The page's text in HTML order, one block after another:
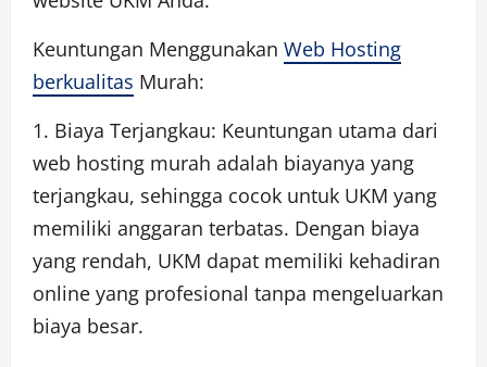
Keuntungan Menggunakan Web Hosting
berkualitas Murah:
1. Biaya Terjangkau: Keuntungan utama dari
web hosting murah adalah biayanya yang
terjangkau, sehingga cocok untuk UKM yang
memiliki anggaran terbatas. Dengan biaya
yang rendah, UKM dapat memiliki kehadiran
online yang profesional tanpa mengeluarkan
biaya besar.